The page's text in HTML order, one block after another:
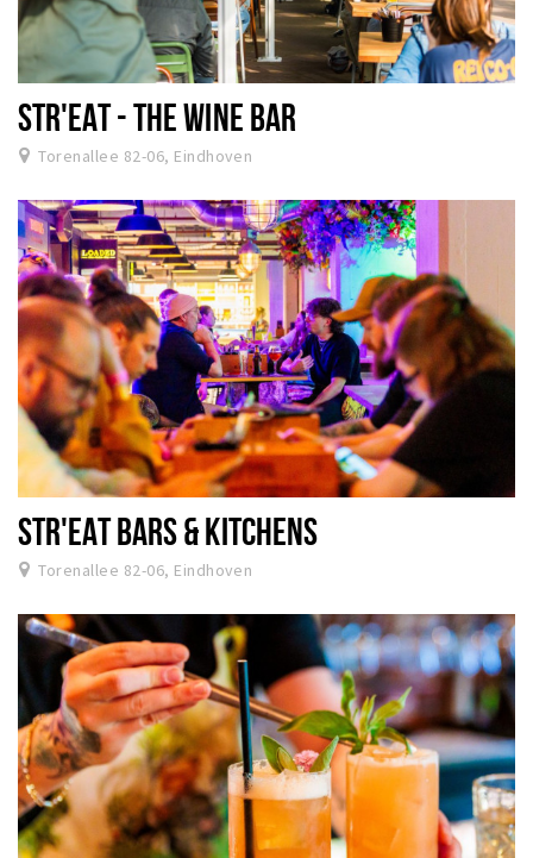
STR'EAT - THE WINE BAR
Torenallee 82-06, Eindhoven
STR'EAT BARS & KITCHENS
Torenallee 82-06, Eindhoven